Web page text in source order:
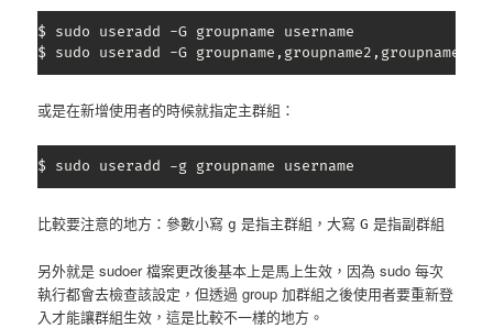
$ sudo useradd -G groupname username
$ sudo useradd -G groupname,groupname2,groupname3
或是在新增使用者的時候就指定主群組：
$ sudo useradd -g groupname username
比較要注意的地方：參數小寫g 是指主群組，大寫G 是指副群組
另外就是 sudoer 檔案更改後基本上是馬上生效，因為 sudo 每次
執行都會去檢查該設定，但透過 group 加群組之後使用者要重新登
入才能讓群組生效，這是比較不一樣的地方。